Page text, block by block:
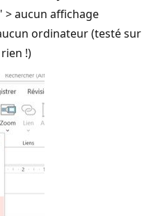
aucun affichage
ordinateur (testé sur
!)